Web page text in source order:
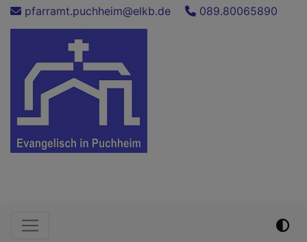
Direktpfarramt.puchheim@elkb.de 089.80065890
Hauptnavigation